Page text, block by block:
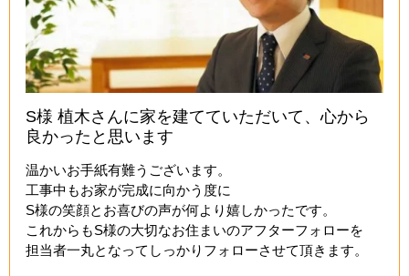
S様 植木さんに家を建てていただいて、心から
良かったと思います
温かいお手紙有難うございます。
工事中もお家が完成に向かう度に
S様の笑顔とお喜びの声が何より嬉しかったです。
これからもS様の大切なお住まいのアフターフォローを
担当者一丸となってしっかりフォローさせて頂きます。